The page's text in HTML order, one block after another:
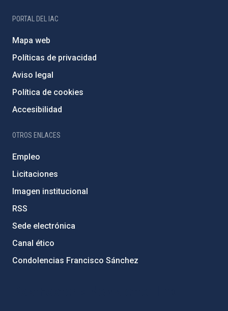
PORTAL DEL IAC
Mapa web
Políticas de privacidad
Aviso legal
Política de cookies
Accesibilidad
OTROS ENLACES
Empleo
Licitaciones
Imagen institucional
RSS
Sede electrónica
Canal ético
Condolencias Francisco Sánchez